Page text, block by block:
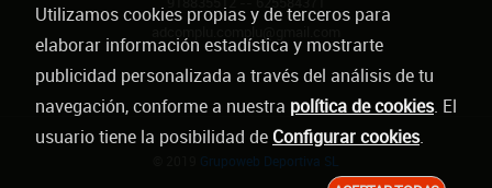
Grupoweb Deportiva SL
Utilizamos cookies propias y de terceros para
elaborar información estadística y mostrarte
publicidad personalizada a través del análisis de tu
navegación, conforme a nuestra política de cookies. El
usuario tiene la posibilidad de Configurar cookies.